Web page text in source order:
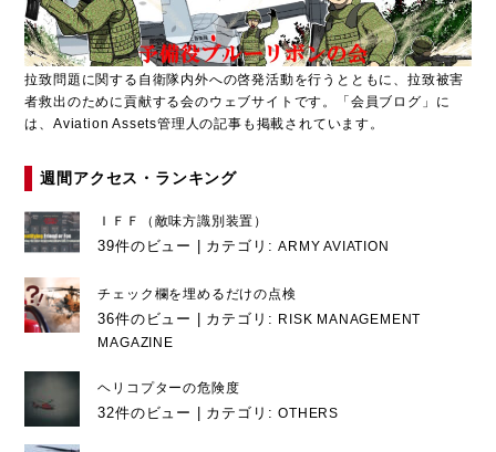
拉致問題に関する自衛隊内外への啓発活動を行うとともに、拉致被害
者救出のために貢献する会のウェブサイトです。「会員ブログ」に
は、Aviation Assets管理人の記事も掲載されています。
週間アクセス・ランキング
ＩＦＦ（敵味方識別装置）
39件のビュー カテゴリ:ARMY AVIATION
チェック欄を埋めるだけの点検
36件のビュー カテゴリ: RISK MANAGEMENT
MAGAZINE
ヘリコプターの危険度
32件のビュー カテゴリ:OTHERS